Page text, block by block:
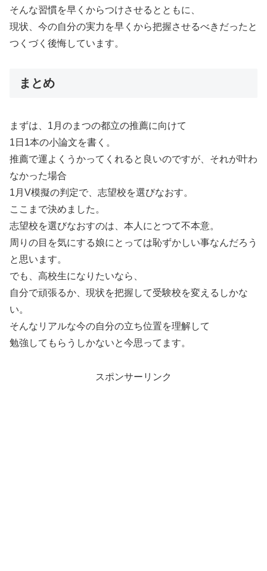
そんな習慣を早くからつけさせるとともに、
現状、今の自分の実力を早くから把握させるべきだったと
つくづく後悔しています。
まとめ
まずは、1月のまつの都立の推薦に向けて
1日1本の小論文を書く。
推薦で運よくうかってくれると良いのですが、それが叶わ
なかった場合
1月V模擬の判定で、志望校を選びなおす。
ここまで決めました。
志望校を選びなおすのは、本人にとつて不本意。
周りの目を気にする娘にとっては恥ずかしい事なんだろう
と思います。
でも、高校生になりたいなら、
自分で頑張るか、現状を把握して受験校を変えるしかな
い。
そんなリアルな今の自分の立ち位置を理解して
勉強してもらうしかないと今思ってます。
スポンサーリンク